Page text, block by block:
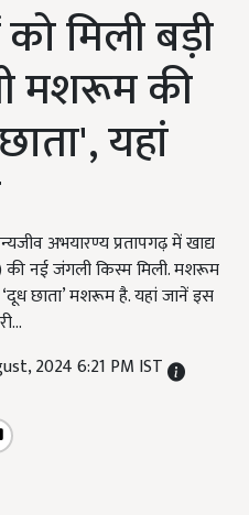
मिली बड़ी
मशरूम की
यहां
अभयारण्य प्रतापगढ़ में खाद्य
नई जंगली किस्म मिली. मशरूम
छाता’ मशरूम है. यहां जानें इस
2024 6:21 PM IST